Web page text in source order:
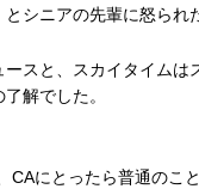
シニアの先輩に怒られ
スと、スカイタイムは
解でした。
にとったら普通のこ